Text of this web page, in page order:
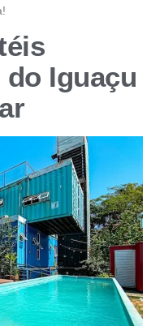
do Iguaçu